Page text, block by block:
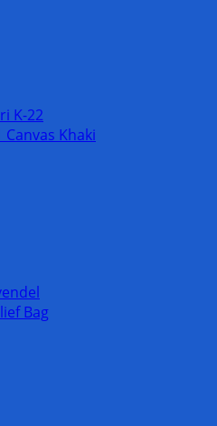
K-22
Canvas Khaki
Bag